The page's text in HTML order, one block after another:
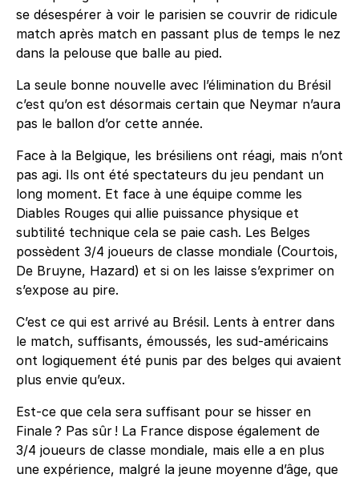
se désespérer à voir le parisien se couvrir de ridicule
match après match en passant plus de temps le nez
dans la pelouse que balle au pied.
La seule bonne nouvelle avec l’élimination du Brésil
c’est qu’on est désormais certain que Neymar n’aura
pas le ballon d’or cette année.
Face à la Belgique, les brésiliens ont réagi, mais n’ont
pas agi. Ils ont été spectateurs du jeu pendant un
long moment. Et face à une équipe comme les
Diables Rouges qui allie puissance physique et
subtilité technique cela se paie cash. Les Belges
possèdent 3/4 joueurs de classe mondiale (Courtois,
De Bruyne, Hazard) et si on les laisse s’exprimer on
s’expose au pire.
C’est ce qui est arrivé au Brésil. Lents à entrer dans
le match, suffisants, émoussés, les sud-américains
ont logiquement été punis par des belges qui avaient
plus envie qu’eux.
Est-ce que cela sera suffisant pour se hisser en
Finale ? Pas sûr ! La France dispose également de
3/4 joueurs de classe mondiale, mais elle a en plus
une expérience, malgré la jeune moyenne d’âge, que